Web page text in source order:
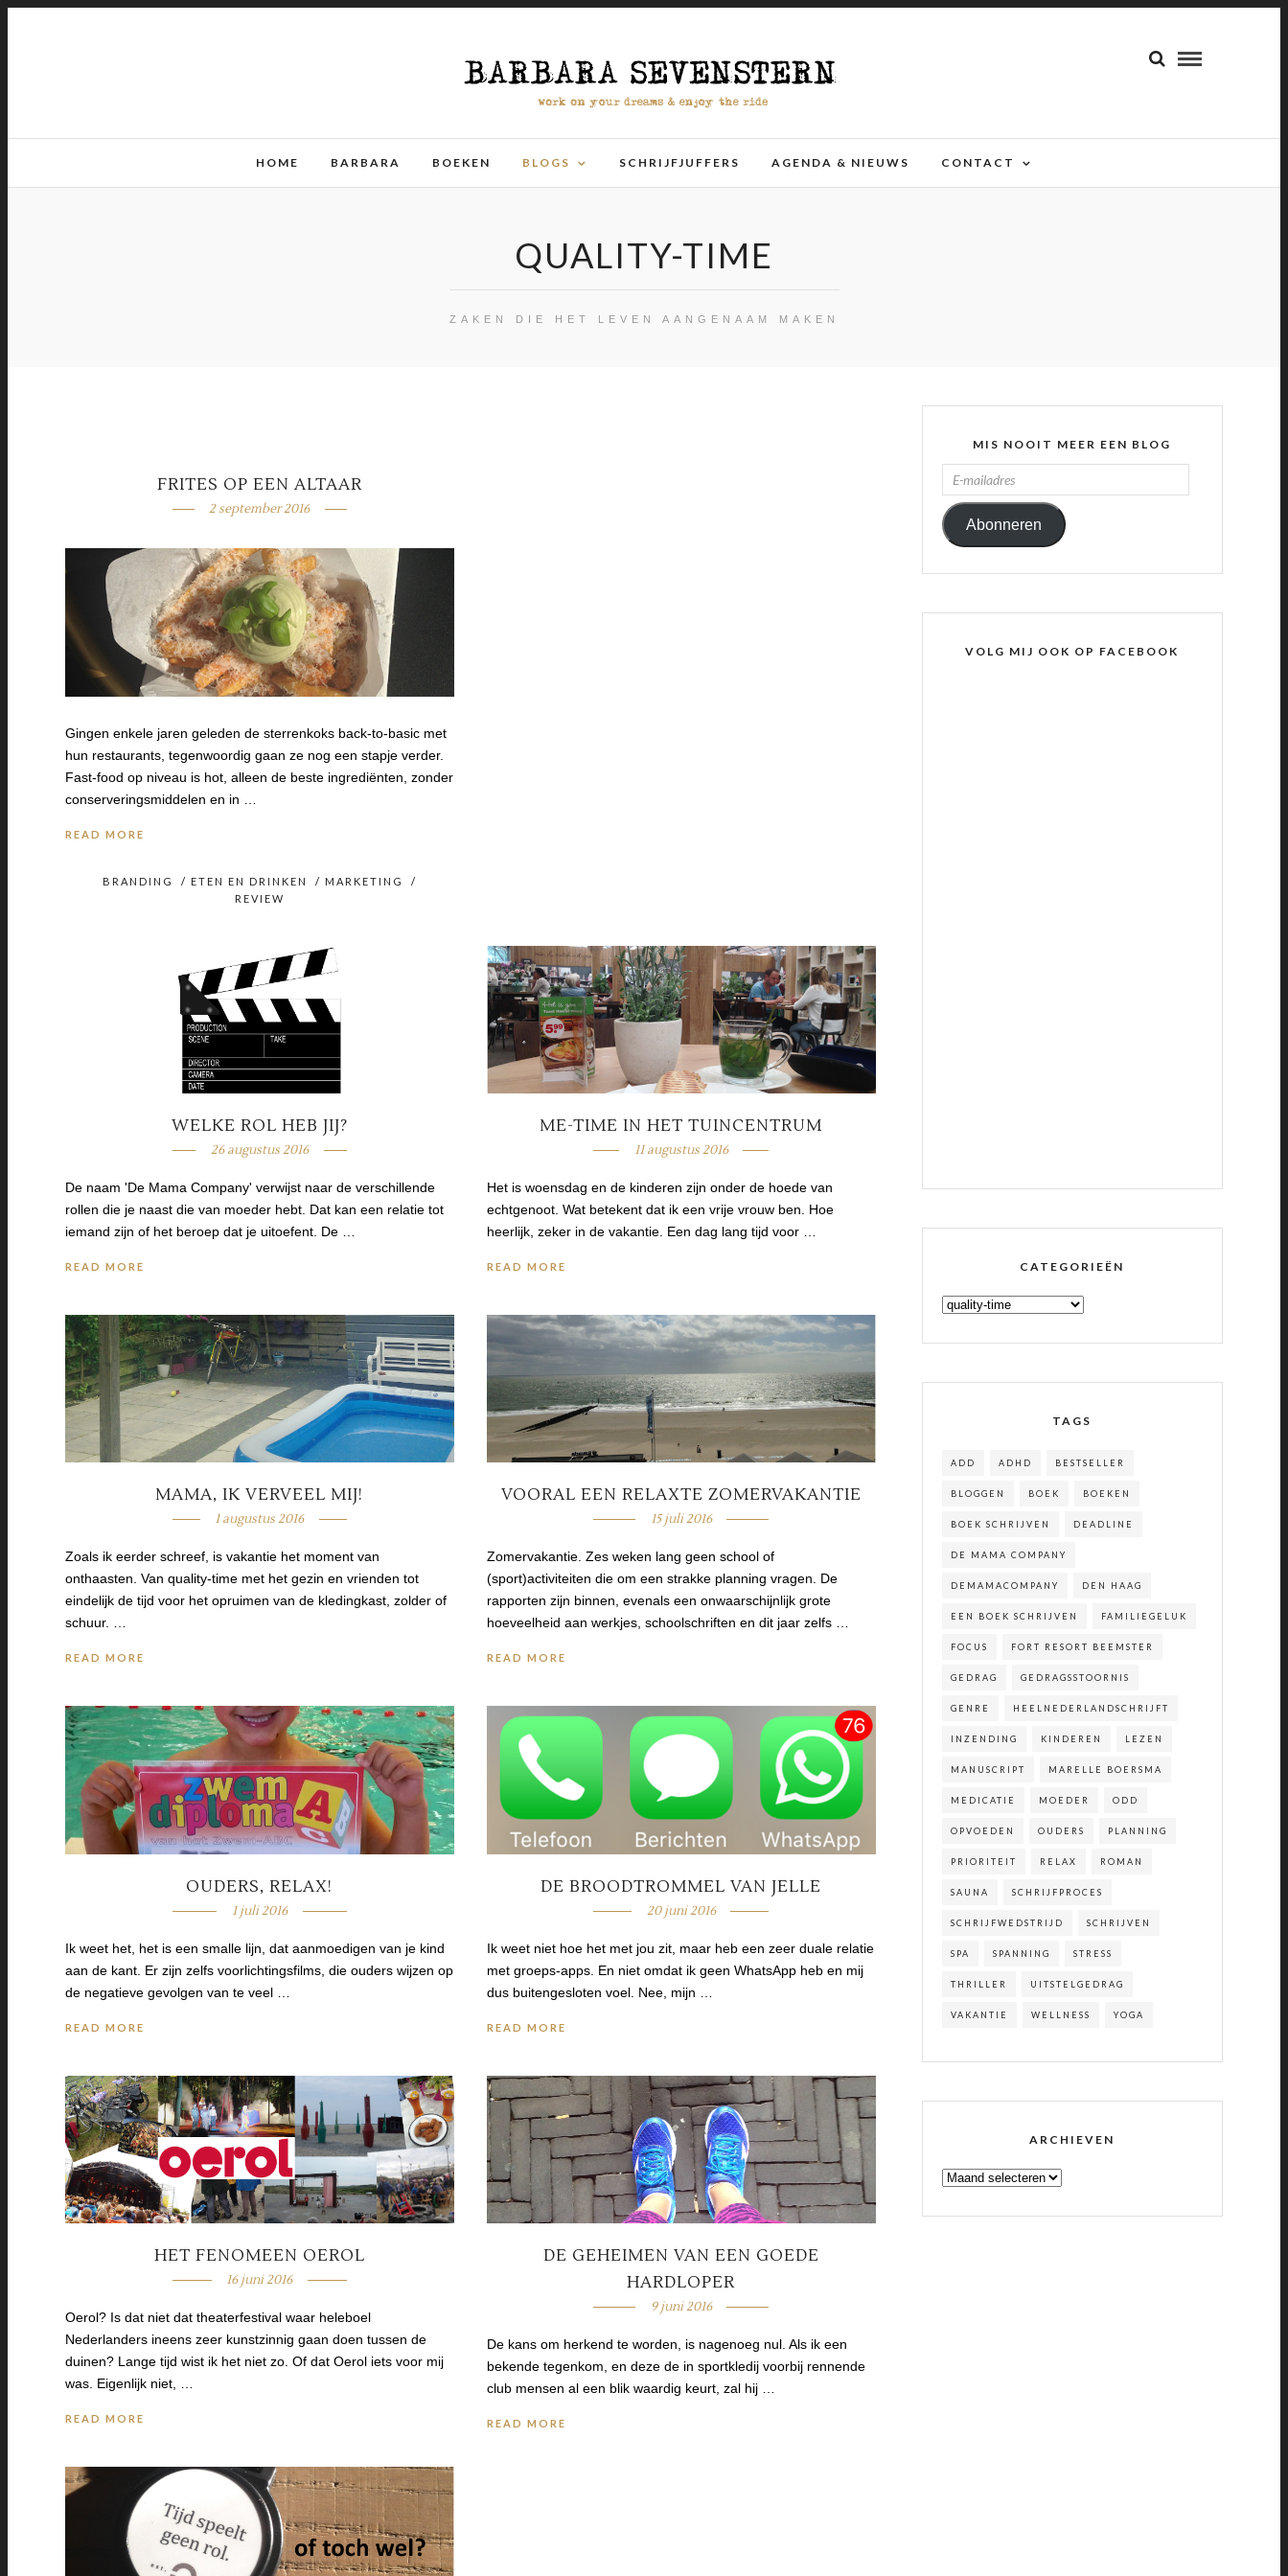
HOME BARBARA BOEKEN BLOGS SCHRIJFJUFFERS AGENDA & NIEUWS CONTACT
QUALITY-TIME
ZAKEN DIE HET LEVEN AANGENAAM MAKEN
FRITES OP EEN ALTAAR
2 september 2016
Gingen enkele jaren geleden de sterrenkoks back-to-basic met
hun restaurants, tegenwoordig gaan ze nog een stapje verder.
Fast-food op niveau is hot, alleen de beste ingrediënten, zonder
conserveringsmiddelen en in …
READ MORE
BRANDING / ETEN EN DRINKEN / MARKETING
/
REVIEW
WELKE ROL HEB JIJ?
26 augustus 2016
De naam 'De Mama Company' verwijst naar de verschillende
rollen die je naast die van moeder hebt. Dat kan een relatie tot
iemand zijn of het beroep dat je uitoefent. De …
READ MORE
ME-TIME IN HET TUINCENTRUM
11 augustus 2016
Het is woensdag en de kinderen zijn onder de hoede van
echtgenoot. Wat betekent dat ik een vrije vrouw ben. Hoe
heerlijk, zeker in de vakantie. Een dag lang tijd voor …
READ MORE
MAMA, IK VERVEEL MIJ!
1 augustus 2016
Zoals ik eerder schreef, is vakantie het moment van
onthaasten. Van quality-time met het gezin en vrienden tot
eindelijk de tijd voor het opruimen van de kledingkast, zolder of
schuur. …
READ MORE
VOORAL EEN RELAXTE ZOMERVAKANTIE
15 juli 2016
Zomervakantie. Zes weken lang geen school of
(sport)activiteiten die om een strakke planning vragen. De
rapporten zijn binnen, evenals een onwaarschijnlijk grote
hoeveelheid aan werkjes, schoolschriften en dit jaar zelfs …
READ MORE
OUDERS, RELAX!
1 juli 2016
Ik weet het, het is een smalle lijn, dat aanmoedigen van je kind
aan de kant. Er zijn zelfs voorlichtingsfilms, die ouders wijzen op
de negatieve gevolgen van te veel …
READ MORE
DE BROODTROMMEL VAN JELLE
20 juni 2016
Ik weet niet hoe het met jou zit, maar heb een zeer duale relatie
met groeps-apps. En niet omdat ik geen WhatsApp heb en mij
dus buitengesloten voel. Nee, mijn …
READ MORE
HET FENOMEEN OEROL
16 juni 2016
Oerol? Is dat niet dat theaterfestival waar heleboel
Nederlanders ineens zeer kunstzinnig gaan doen tussen de
duinen? Lange tijd wist ik het niet zo. Of dat Oerol iets voor mij
was. Eigenlijk niet, …
READ MORE
DE GEHEIMEN VAN EEN GOEDE
HARDLOPER
9 juni 2016
De kans om herkend te worden, is nagenoeg nul. Als ik een
bekende tegenkom, en deze de in sportkledij voorbij rennende
club mensen al een blik waardig keurt, zal hij …
READ MORE
MIS NOOIT MEER EEN BLOG
MAILADRES
Abonneren
VOLG MIJ OOK OP FACEBOOK
CATEGORIEËN
CATEGORIEËN
TAGS
ADD ADHD BESTSELLER
BLOGGEN BOEK BOEKEN
BOEK SCHRIJVEN DEADLINE
DE MAMA COMPANY
DEMAMACOMPANY DEN HAAG
EEN BOEK SCHRIJVEN FAMILIEGELUK
FOCUS FORT RESORT BEEMSTER
GEDRAG GEDRAGSSTOORNIS
GENRE HEELNEDERLANDSCHRIJFT
INZENDING KINDEREN LEZEN
MANUSCRIPT MARELLE BOERSMA
MEDICATIE MOEDER ODD
OPVOEDEN OUDERS PLANNING
PRIORITEIT RELAX ROMAN
SAUNA SCHRIJFPROCES
SCHRIJFWEDSTRIJD SCHRIJVEN
SPA SPANNING STRESS
THRILLER UITSTELGEDRAG
VAKANTIE WELLNESS YOGA
ARCHIEVEN
ARCHIEVEN